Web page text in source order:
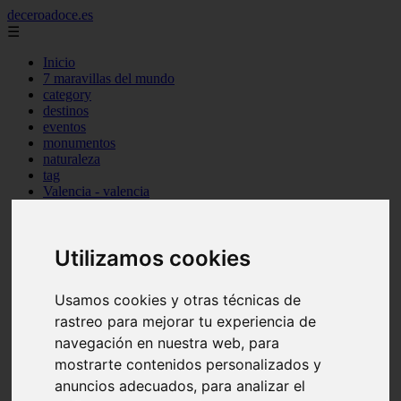
Utilizamos cookies
Usamos cookies y otras técnicas de
rastreo para mejorar tu experiencia de
navegación en nuestra web, para
mostrarte contenidos personalizados y
anuncios adecuados, para analizar el
deceroadoce.es
☰
Inicio
7 maravillas del mundo
category
destinos
eventos
monumentos
naturaleza
tag
Valencia - valencia
Sevilla - bormujos
Santa-cruz-de-tenerife - santiago-del-teide
Murcia - murcia
Alicante - benidorm
Alicante - finestrat
Almería - mojácar
Alicante - orihuela
Huesca - jaca